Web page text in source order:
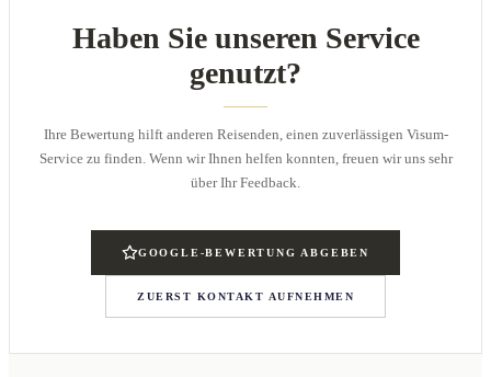
Haben Sie unseren Service
genutzt?
Ihre Bewertung hilft anderen Reisenden, einen zuverlässigen Visum-
Service zu finden. Wenn wir Ihnen helfen konnten, freuen wir uns sehr
über Ihr Feedback.
GOOGLE-BEWERTUNG ABGEBEN
ZUERST KONTAKT AUFNEHMEN